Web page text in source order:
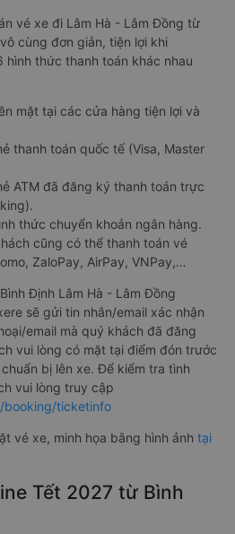
vé xe đi Lâm Hà - Lâm Đồng từ
cùng đơn giản, tiện lợi khi
hình thức thanh toán khác nhau
mặt tại các cửa hàng tiện lợi và
thanh toán quốc tế (Visa, Master
ATM đã đăng ký thanh toán trực
thức chuyển khoản ngân hàng.
cũng có thể thanh toán vé
ZaloPay, AirPay, VNPay,…
Định Lâm Hà - Lâm Đồng
sẽ gửi tin nhắn/email xác nhận
email mà quý khách đã đăng
vui lòng có mặt tại điểm đón trước
bị lên xe. Để kiểm tra tình
vui lòng truy cập
booking/ticketinfo
vé xe, minh họa bằng hình ảnh tại
Tết 2027 từ Bình